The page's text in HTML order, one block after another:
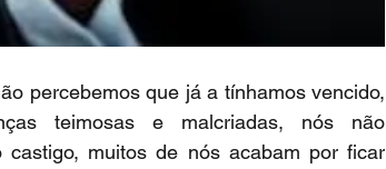
percebemos que já a tínhamos vencido,
teimosas e malcriadas, nós não
castigo, muitos de nós acabam por ficar